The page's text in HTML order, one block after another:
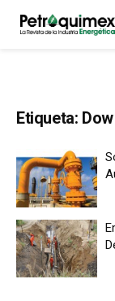
Etiqueta: Dow